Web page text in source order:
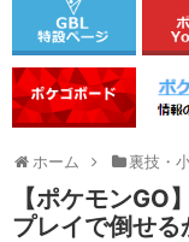
ホーム 裏技・
【ポケモンGO
プレイで倒せ